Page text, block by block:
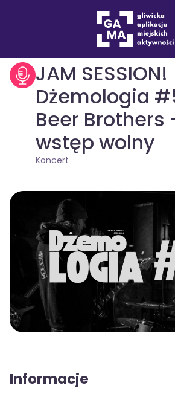
Koncert drukuj
JAM SESSION!
Dżemologia
Beer Brothers
wstęp wolny
Koncert
Informacje